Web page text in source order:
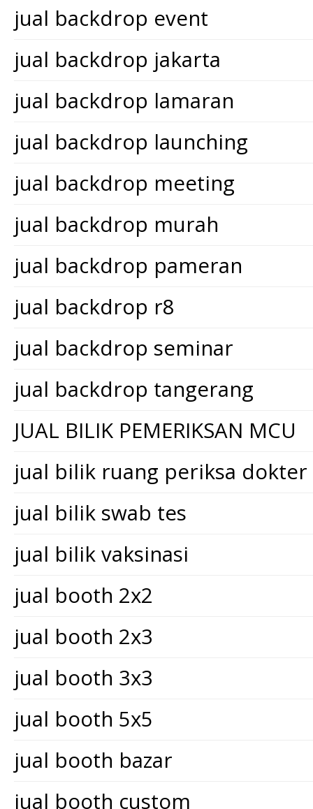
jual backdrop event
jual backdrop jakarta
jual backdrop lamaran
jual backdrop launching
jual backdrop meeting
jual backdrop murah
jual backdrop pameran
jual backdrop r8
jual backdrop seminar
jual backdrop tangerang
JUAL BILIK PEMERIKSAN MCU
jual bilik ruang periksa dokter
jual bilik swab tes
jual bilik vaksinasi
jual booth 2x2
jual booth 2x3
jual booth 3x3
jual booth 5x5
jual booth bazar
jual booth custom